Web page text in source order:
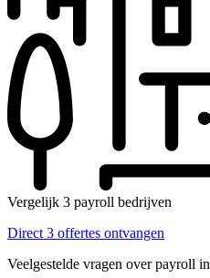
Vergelijk 3 payroll bedrijven
Direct 3 offertes ontvangen
Veelgestelde vragen over payroll in